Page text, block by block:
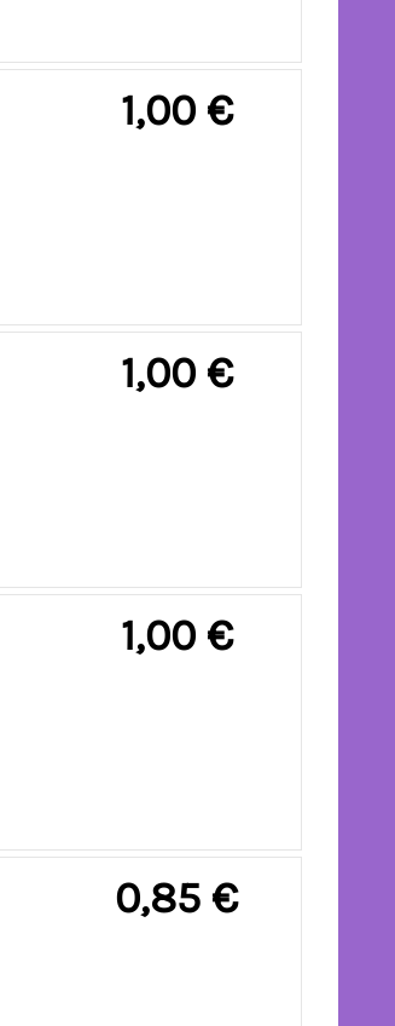
1,00 €
1,00 €
1,00 €
0,85 €